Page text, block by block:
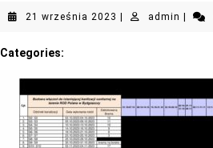
21 września 2023 21
admin admin
Categories: